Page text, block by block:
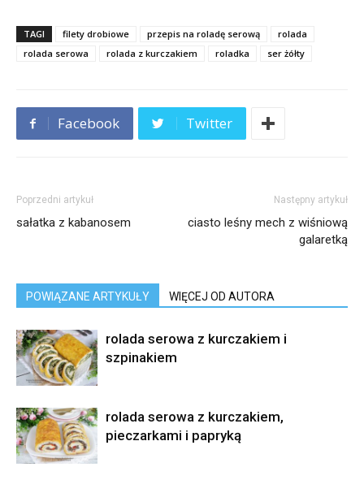
TAGI filety drobiowe przepis na roladę serową
rolada
rolada serowa
rolada z kurczakiem roladka ser żółty
Facebook Twitter
Poprzedni artykuł
sałatka z kabanosem
Następny artykuł
ciasto leśny mech z wiśniową
galaretką
POWIĄZANE ARTYKUŁY WIĘCEJ OD AUTORA
rolada serowa z kurczakiem i
szpinakiem
rolada serowa z kurczakiem,
pieczarkami i papryką